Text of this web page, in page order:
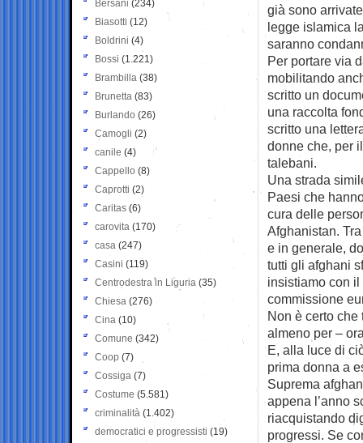
già sono
legge islamica
saranno
Per portare via
mobilitando
scritto un
una raccolta
scritto una
donne che, per
talebani.
Una strada
Paesi che
cura delle
Afghanistan.
e in generale,
tutti gli afghani
insistiamo con il
commissione
Non è certo
almeno per –
E, alla luce di
prima donna a
Suprema
appena l’anno
riacquistando
progressi. Se
Bersani (234)
Biasotti (12)
Boldrini (4)
Bossi (1.221)
Brambilla (38)
Brunetta (83)
Burlando (26)
Camogli (2)
canile (4)
Cappello (8)
Caprotti (2)
Caritas (6)
carovita (170)
casa (247)
Casini (119)
Centrodestra in Liguria (35)
Chiesa (276)
Cina (10)
Comune (342)
Coop (7)
Cossiga (7)
Costume (5.581)
criminalità (1.402)
democratici e progressisti (19)